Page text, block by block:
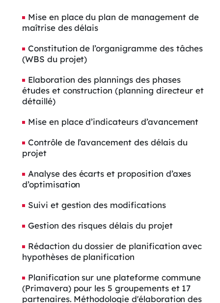
Mise en place du plan de management de
maîtrise des délais
Constitution de l’organigramme des tâches
(WBS du projet)
Elaboration des plannings des phases
études et construction (planning directeur et
détaillé)
Mise en place d’indicateurs d’avancement
Contrôle de l’avancement des délais du
projet
Analyse des écarts et proposition d’axes
d’optimisation
Suivi et gestion des modifications
Gestion des risques délais du projet
Rédaction du dossier de planification avec
hypothèses de planification
Planification sur une plateforme commune
(Primavera) pour les 5 groupements et 17
partenaires. Méthodologie d'élaboration des